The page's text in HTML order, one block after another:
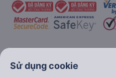
Về chúng tôi
Sử dụng cookie